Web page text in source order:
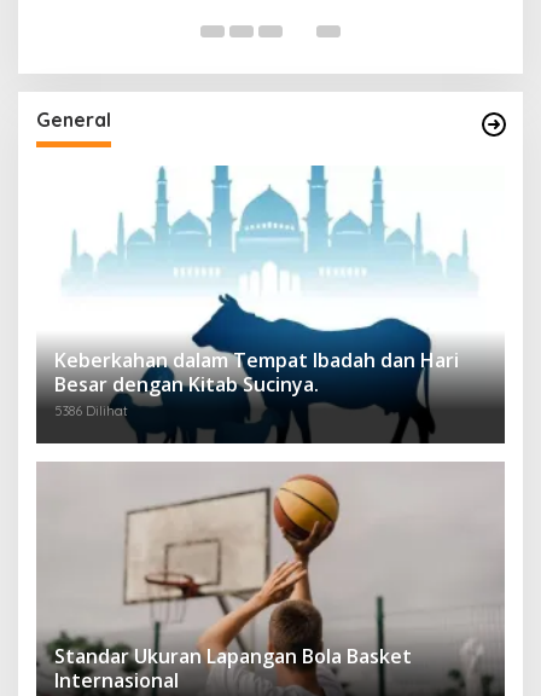
General
Keberkahan dalam Tempat Ibadah dan Hari
Besar dengan Kitab Sucinya.
5386 Dilihat
Standar Ukuran Lapangan Bola Basket
Internasional